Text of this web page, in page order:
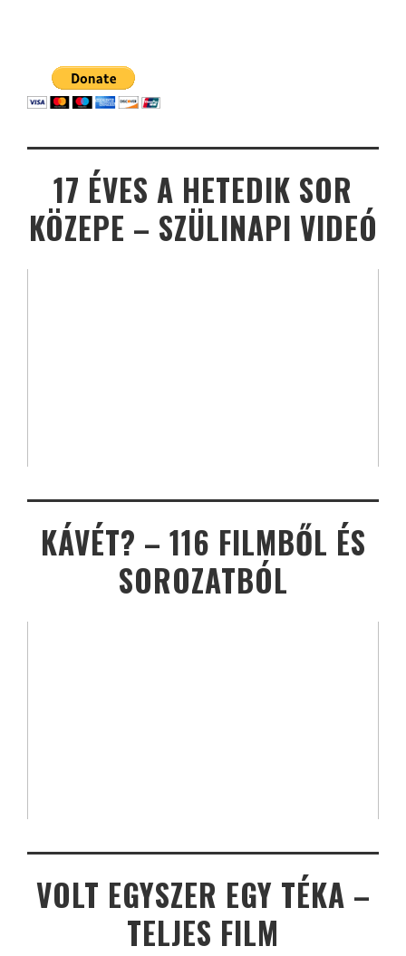
17 ÉVES A HETEDIK SOR
KÖZEPE – SZÜLINAPI VIDEÓ
KÁVÉT? – 116 FILMBŐL ÉS
SOROZATBÓL
VOLT EGYSZER EGY TÉKA –
TELJES FILM